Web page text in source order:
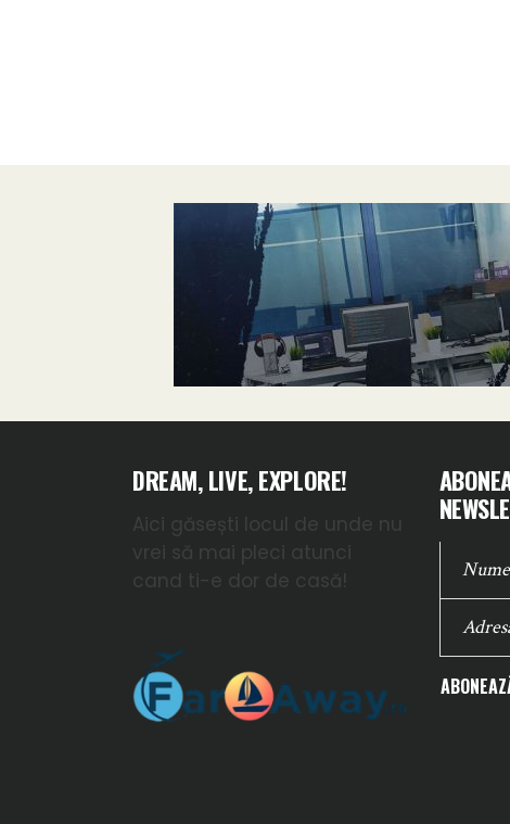
DREAM, LIVE, EXPLORE!
Aici găsești locul de unde nu
vrei să mai pleci atunci
cand ti-e dor de casă!